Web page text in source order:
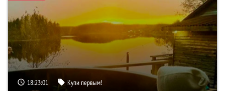
18:23:00 Купи первым!